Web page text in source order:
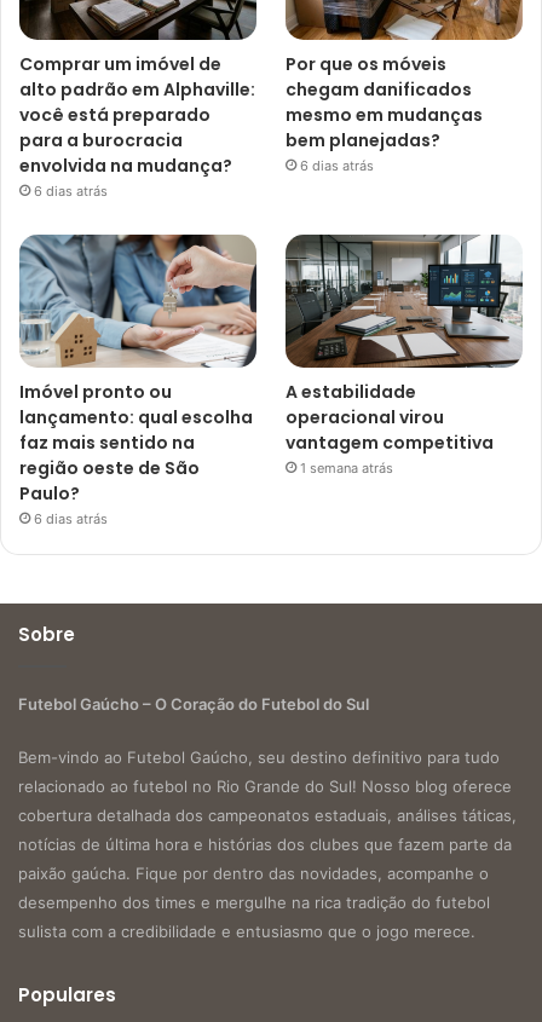
Comprar um imóvel de
alto padrão em Alphaville:
você está preparado
para a burocracia
envolvida na mudança?
6 dias atrás
Por que os móveis
chegam danificados
mesmo em mudanças
bem planejadas?
6 dias atrás
Imóvel pronto ou
lançamento: qual escolha
faz mais sentido na
região oeste de São
Paulo?
6 dias atrás
A estabilidade
operacional virou
vantagem competitiva
1 semana atrás
Sobre
Futebol Gaúcho – O Coração do Futebol do Sul
Bem-vindo ao Futebol Gaúcho, seu destino definitivo para tudo
relacionado ao futebol no Rio Grande do Sul! Nosso blog oferece
cobertura detalhada dos campeonatos estaduais, análises táticas,
notícias de última hora e histórias dos clubes que fazem parte da
paixão gaúcha. Fique por dentro das novidades, acompanhe o
desempenho dos times e mergulhe na rica tradição do futebol
sulista com a credibilidade e entusiasmo que o jogo merece.
Populares